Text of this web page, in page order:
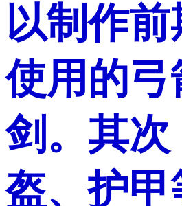
以制作
使用的弓
剑。其次
盔、护甲